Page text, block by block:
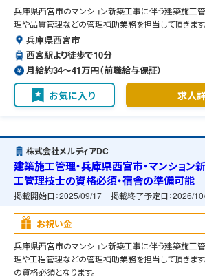
兵庫県西宮市のマンション新築工事に伴う建築施工
理や品質管理などの管理補助業務を担当して頂きます
兵庫県西宮市
西宮駅より徒歩で10分
月給約34〜41万円（前職給与保証）
お気に入り 求人
株式会社メルディアDC
建築施工管理・兵庫県西宮市・マンション
工管理技士の資格必須・宿舎の準備可能
掲載開始日：2025/09/17 掲載終了予定日：2026/
お祝い金
兵庫県西宮市のマンション新築工事に伴う建築施工
理や工程管理などの管理補助業務を担当して頂きま
の資格必須となります。